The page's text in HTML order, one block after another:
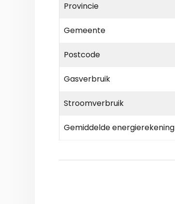
Provincie
Gemeente
Postcode
Gasverbruik
Stroomverbruik
Gemiddelde energierekening